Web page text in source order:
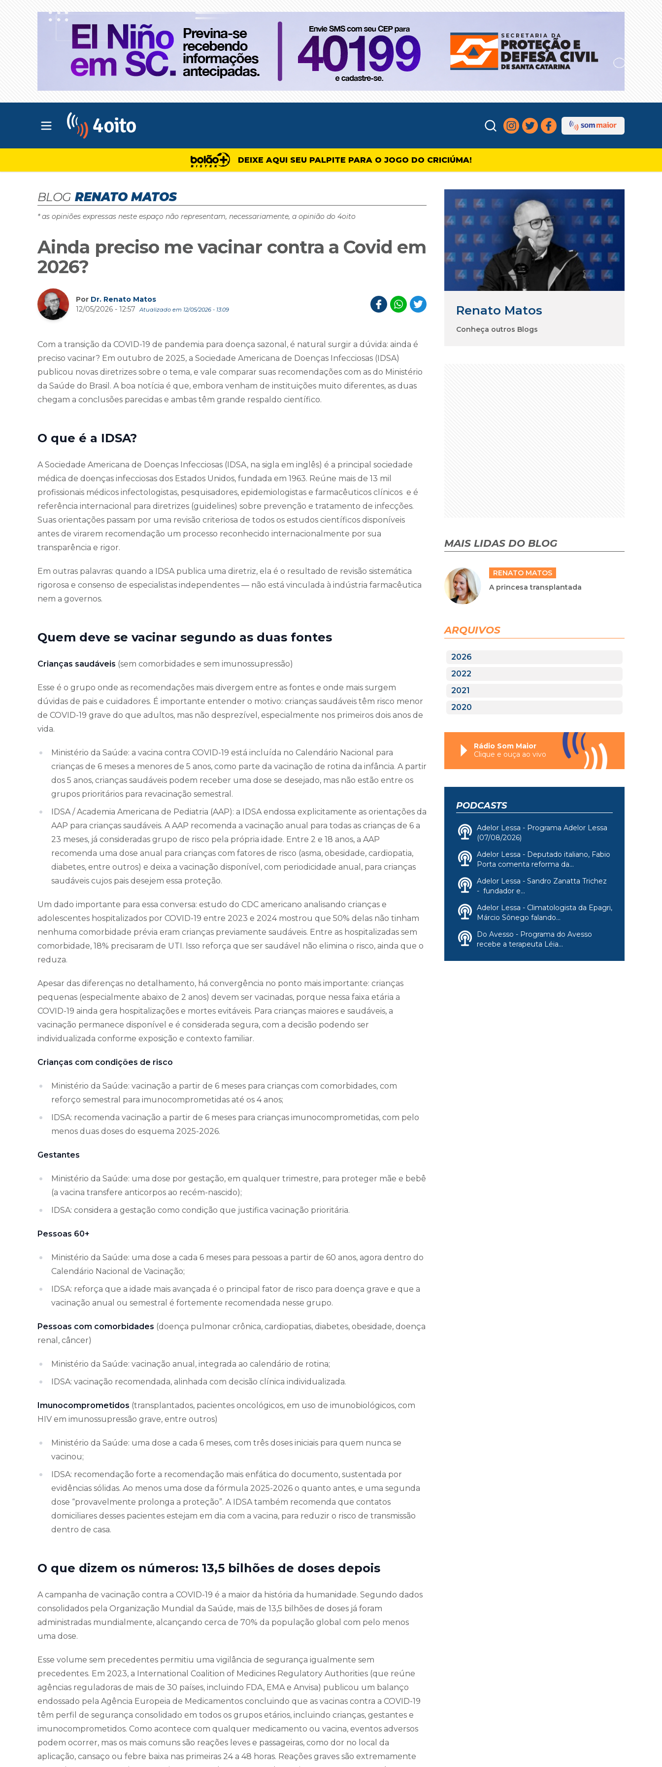
Abrir menu principal
DEIXE AQUI SEU PALPITE PARA O JOGO DO CRICIÚMA!
BLOG RENATO MATOS
* as opiniões expressas neste espaço não representam, necessariamente, a opinião do 4oito
Ainda preciso me vacinar contra a Covid em
2026?
Por Dr. Renato Matos
12/05/2026 - 12:57
Atualizado em 12/05/2026 - 13:09
Com a transição da COVID-19 de pandemia para doença sazonal, é natural surgir a dúvida: ainda é
preciso vacinar? Em outubro de 2025, a Sociedade Americana de Doenças Infecciosas (IDSA)
publicou novas diretrizes sobre o tema, e vale comparar suas recomendações com as do Ministério
da Saúde do Brasil. A boa notícia é que, embora venham de instituições muito diferentes, as duas
chegam a conclusões parecidas e ambas têm grande respaldo científico.
O que é a IDSA?
A Sociedade Americana de Doenças Infecciosas (IDSA, na sigla em inglês) é a principal sociedade
médica de doenças infecciosas dos Estados Unidos, fundada em 1963. Reúne mais de 13 mil
profissionais médicos infectologistas, pesquisadores, epidemiologistas e farmacêuticos clínicos e é
referência internacional para diretrizes (guidelines) sobre prevenção e tratamento de infecções.
Suas orientações passam por uma revisão criteriosa de todos os estudos científicos disponíveis
antes de virarem recomendação um processo reconhecido internacionalmente por sua
transparência e rigor.
Em outras palavras: quando a IDSA publica uma diretriz, ela é o resultado de revisão sistemática
rigorosa e consenso de especialistas independentes — não está vinculada à indústria farmacêutica
nem a governos.
Quem deve se vacinar segundo as duas fontes
Crianças saudáveis (sem comorbidades e sem imunossupressão)
Esse é o grupo onde as recomendações mais divergem entre as fontes e onde mais surgem
dúvidas de pais e cuidadores. É importante entender o motivo: crianças saudáveis têm risco menor
de COVID-19 grave do que adultos, mas não desprezível, especialmente nos primeiros dois anos de
vida.
Ministério da Saúde: a vacina contra COVID-19 está incluída no Calendário Nacional para
crianças de 6 meses a menores de 5 anos, como parte da vacinação de rotina da infância. A partir
dos 5 anos, crianças saudáveis podem receber uma dose se desejado, mas não estão entre os
grupos prioritários para revacinação semestral.
IDSA / Academia Americana de Pediatria (AAP): a IDSA endossa explicitamente as orientações da
AAP para crianças saudáveis. A AAP recomenda a vacinação anual para todas as crianças de 6 a
23 meses, já consideradas grupo de risco pela própria idade. Entre 2 e 18 anos, a AAP
recomenda uma dose anual para crianças com fatores de risco (asma, obesidade, cardiopatia,
diabetes, entre outros) e deixa a vacinação disponível, com periodicidade anual, para crianças
saudáveis cujos pais desejem essa proteção.
Um dado importante para essa conversa: estudo do CDC americano analisando crianças e
adolescentes hospitalizados por COVID-19 entre 2023 e 2024 mostrou que 50% delas não tinham
nenhuma comorbidade prévia eram crianças previamente saudáveis. Entre as hospitalizadas sem
comorbidade, 18% precisaram de UTI. Isso reforça que ser saudável não elimina o risco, ainda que o
reduza.
Apesar das diferenças no detalhamento, há convergência no ponto mais importante: crianças
pequenas (especialmente abaixo de 2 anos) devem ser vacinadas, porque nessa faixa etária a
COVID-19 ainda gera hospitalizações e mortes evitáveis. Para crianças maiores e saudáveis, a
vacinação permanece disponível e é considerada segura, com a decisão podendo ser
individualizada conforme exposição e contexto familiar.
Crianças com condições de risco
Ministério da Saúde: vacinação a partir de 6 meses para crianças com comorbidades, com
reforço semestral para imunocomprometidas até os 4 anos;
IDSA: recomenda vacinação a partir de 6 meses para crianças imunocomprometidas, com pelo
menos duas doses do esquema 2025-2026.
Gestantes
Ministério da Saúde: uma dose por gestação, em qualquer trimestre, para proteger mãe e bebê
(a vacina transfere anticorpos ao recém-nascido);
IDSA: considera a gestação como condição que justifica vacinação prioritária.
Pessoas 60+
Ministério da Saúde: uma dose a cada 6 meses para pessoas a partir de 60 anos, agora dentro do
Calendário Nacional de Vacinação;
IDSA: reforça que a idade mais avançada é o principal fator de risco para doença grave e que a
vacinação anual ou semestral é fortemente recomendada nesse grupo.
Pessoas com comorbidades (doença pulmonar crônica, cardiopatias, diabetes, obesidade, doença
renal, câncer)
Ministério da Saúde: vacinação anual, integrada ao calendário de rotina;
IDSA: vacinação recomendada, alinhada com decisão clínica individualizada.
Imunocomprometidos (transplantados, pacientes oncológicos, em uso de imunobiológicos, com
HIV em imunossupressão grave, entre outros)
Ministério da Saúde: uma dose a cada 6 meses, com três doses iniciais para quem nunca se
vacinou;
IDSA: recomendação forte a recomendação mais enfática do documento, sustentada por
evidências sólidas. Ao menos uma dose da fórmula 2025-2026 o quanto antes, e uma segunda
dose “provavelmente prolonga a proteção”. A IDSA também recomenda que contatos
domiciliares desses pacientes estejam em dia com a vacina, para reduzir o risco de transmissão
dentro de casa.
O que dizem os números: 13,5 bilhões de doses depois
A campanha de vacinação contra a COVID-19 é a maior da história da humanidade. Segundo dados
consolidados pela Organização Mundial da Saúde, mais de 13,5 bilhões de doses já foram
administradas mundialmente, alcançando cerca de 70% da população global com pelo menos
uma dose.
Esse volume sem precedentes permitiu uma vigilância de segurança igualmente sem
precedentes. Em 2023, a International Coalition of Medicines Regulatory Authorities (que reúne
agências reguladoras de mais de 30 países, incluindo FDA, EMA e Anvisa) publicou um balanço
endossado pela Agência Europeia de Medicamentos concluindo que as vacinas contra a COVID-19
têm perfil de segurança consolidado em todos os grupos etários, incluindo crianças, gestantes e
imunocomprometidos. Como acontece com qualquer medicamento ou vacina, eventos adversos
podem ocorrer, mas os mais comuns são reações leves e passageiras, como dor no local da
aplicação, cansaço ou febre baixa nas primeiras 24 a 48 horas. Reações graves são extremamente
Renato Matos
Conheça outros Blogs
MAIS LIDAS DO BLOG
RENATO MATOS
A princesa transplantada
ARQUIVOS
2026
2022
2021
2020
Rádio Som Maior
Clique e ouça ao vivo
PODCASTS
Adelor Lessa - Programa Adelor Lessa
(07/08/2026)
Adelor Lessa - Deputado italiano, Fabio
Porta comenta reforma da...
Adelor Lessa - Sandro Zanatta Trichez
- fundador e...
Adelor Lessa - Climatologista da Epagri,
Márcio Sônego falando...
Do Avesso - Programa do Avesso
recebe a terapeuta Léia...